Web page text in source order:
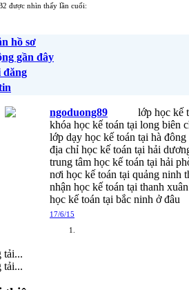
được nhìn thấy lần cuối:
hồ sơ
gần đây
đăng
ngoduong89
lớp học kế
khóa học kế toán tại long biên
lớp dạy học kế toán tại hà đông
địa chỉ học kế toán tại hải
trung tâm học kế toán tại hải
nơi học kế toán tại quảng ninh
nhận học kế toán tại thanh
học kế toán tại bắc ninh ở đâu
17/6/15
tải...
tải...